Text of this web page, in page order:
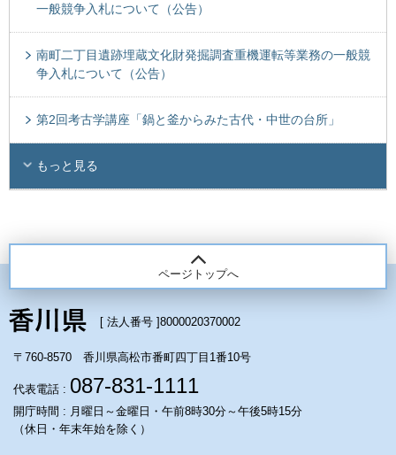
一般競争入札について（公告）
南町二丁目遺跡埋蔵文化財発掘調査重機運転等業務の一般競
争入札について（公告）
第2回考古学講座「鍋と釜からみた古代・中世の台所」
もっと見る
ページトップへ
[ 法人番号 ]8000020370002
〒760-8570 香川県高松市番町四丁目1番10号
代表電話 : 087-831-1111
開庁時間 : 月曜日～金曜日・午前8時30分～午後5時15分
（休日・年末年始を除く）